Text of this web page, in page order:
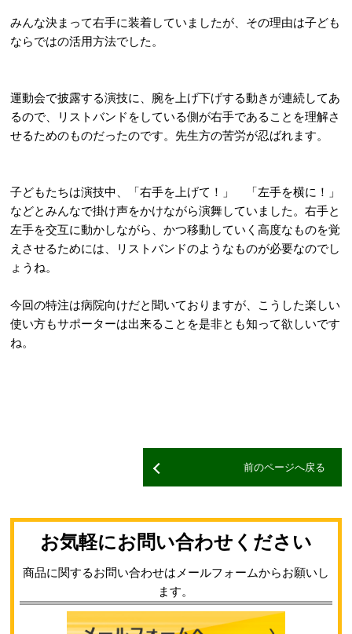
みんな決まって右手に装着していましたが、その理由は子ども
ならではの活用方法でした。
運動会で披露する演技に、腕を上げ下げする動きが連続してあ
るので、リストバンドをしている側が右手であることを理解さ
せるためのものだったのです。先生方の苦労が忍ばれます。
子どもたちは演技中、「右手を上げて！」 「左手を横に！」
などとみんなで掛け声をかけながら演舞していました。右手と
左手を交互に動かしながら、かつ移動していく高度なものを覚
えさせるためには、リストバンドのようなものが必要なのでし
ょうね。
今回の特注は病院向けだと聞いておりますが、こうした楽しい
使い方もサポーターは出来ることを是非とも知って欲しいです
ね。
前のページへ戻る
お気軽にお問い合わせください
商品に関するお問い合わせはメールフォームからお願いし
ます。